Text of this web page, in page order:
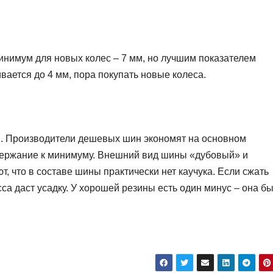
для новых колес – 7 мм, но лучшим показателем
до 4 мм, пора покупать новые колеса.
Производители дешевых шин экономят на основном
к минимуму. Внешний вид шины «дубовый» и
что в составе шины практически нет каучука. Если сжать
даст усадку. У хорошей резины есть один минус – она